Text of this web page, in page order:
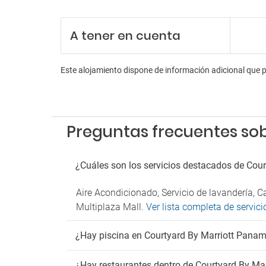
Casino
A tener en cuenta
Este alojamiento dispone de información adicional que
Preguntas frecuentes
¿Cuáles son los servicios destacados de
Aire Acondicionado, Servicio de lavandería,
Multiplaza Mall. Ver lista completa de
¿Hay piscina en Courtyard By Marriott